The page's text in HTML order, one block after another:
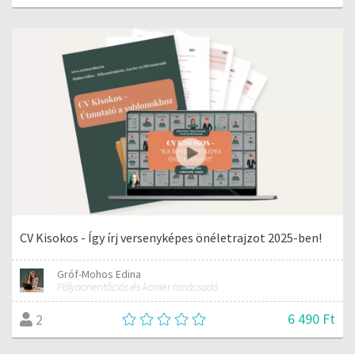
CV Kisokos - Így írj versenyképes önéletrajzot 2025-ben!
Gróf-Mohos Edina
Pályaorientációs és karrier tanácsadó
2 6 490 Ft